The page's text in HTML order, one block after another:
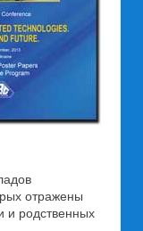
отражены
и родственных